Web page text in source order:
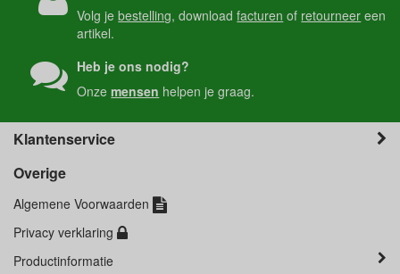
Volg jebestelling, downloadfacturen of retourneer een
artikel.
Heb je ons nodig?
Onzemensen helpen je graag.
Klantenservice
Overige
Algemene Voorwaarden
Privacy verklaring
Productinformatie